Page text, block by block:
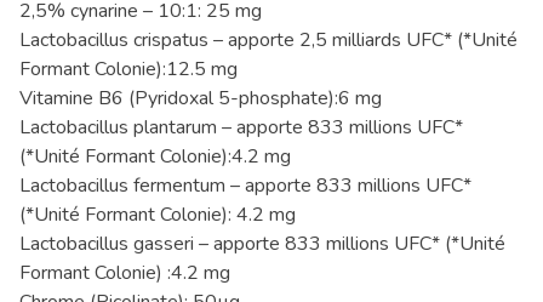
2,5% cynarine – 10:1: 25 mg
Lactobacillus crispatus – apporte 2,5 milliards UFC* (*Unité
Formant Colonie):12.5 mg
Vitamine B6 (Pyridoxal 5-phosphate):6 mg
Lactobacillus plantarum – apporte 833 millions UFC*
(*Unité Formant Colonie):4.2 mg
Lactobacillus fermentum – apporte 833 millions UFC*
(*Unité Formant Colonie): 4.2 mg
Lactobacillus gasseri – apporte 833 millions UFC* (*Unité
Formant Colonie) :4.2 mg